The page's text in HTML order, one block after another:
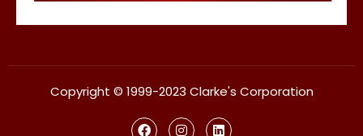
Copyright © 1999-2023 Clarke's Corporation